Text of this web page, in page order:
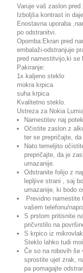
Varuje vaš zaslon pred
Izboljša kontrast in
Enostavna uporaba
po odstranitvi.
Opomba:Ekran pred
embalaži-odstranjuje
pred namestitvijo,ki se
Pakiranje:
1x kaljeno steklo
mokra krpica
suha krpica
Kvalitetno steklo.
Ustreza za Nokia
Namestitev naj
Očistite zaslon z
ter se prepričajte,
Nato temeljito
prepričajte, da je
umazanije.
Odstranite folijo z
lepljive strani , saj
umazanije, ki bodo
Previdno
vašem telefonu/
S prstom pritisnite
pričvrstilo na
S krpico iz
Steklo lahko tudi
Če so na robovih še
sprostite ujet zrak,
pa pomagajte